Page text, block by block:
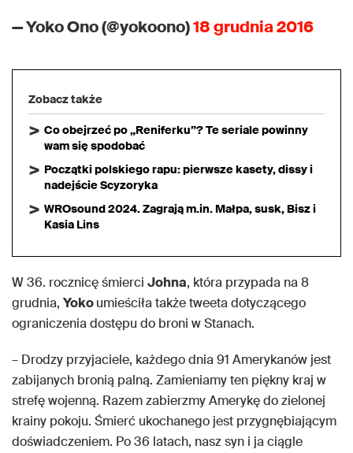
— Yoko Ono (@yokoono)18 grudnia 2016
Zobacz także
Co obejrzeć po „Reniferku”? Te seriale powinny
wam się spodobać
Początki polskiego rapu: pierwsze kasety, dissy i
nadejście Scyzoryka
WROsound 2024. Zagrają m.in. Małpa, susk, Bisz i
Kasia Lins
W 36. rocznicę śmierci Johna, która przypada na 8
grudnia, Yokoumieściła także tweeta dotyczącego
ograniczenia dostępu do broni w Stanach.
– Drodzy przyjaciele, każdego dnia 91 Amerykanów jest
zabijanych bronią palną. Zamieniamy ten piękny kraj w
strefę wojenną. Razem zabierzmy Amerykę do zielonej
krainy pokoju. Śmierć ukochanego jest przygnębiającym
doświadczeniem. Po 36 latach, nasz syn i ja ciągle